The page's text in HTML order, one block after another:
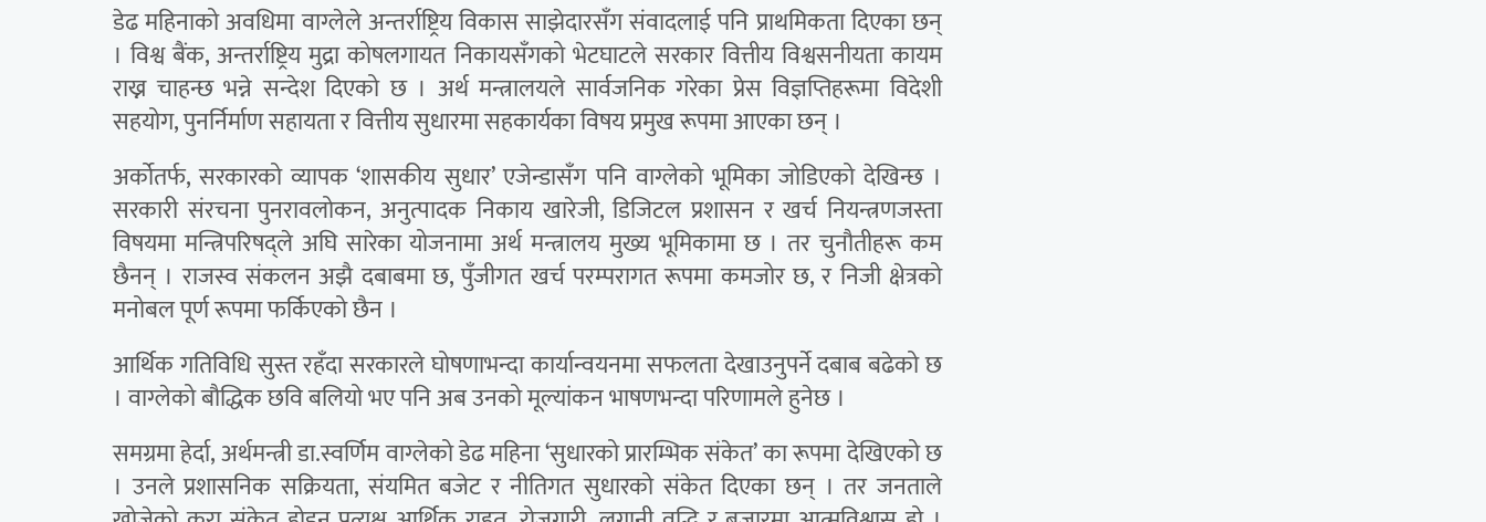
डेढ महिनाको अवधिमा वाग्लेले अन्तर्राष्ट्रिय विकास साझेदारसँग संवादलाई पनि प्राथमिकता दिएका छन्
। विश्व बैंक, अन्तर्राष्ट्रिय मुद्रा कोषलगायत निकायसँगको भेटघाटले सरकार वित्तीय विश्वसनीयता कायम
राख्न चाहन्छ भन्ने सन्देश दिएको छ । अर्थ मन्त्रालयले सार्वजनिक गरेका प्रेस विज्ञप्तिहरूमा विदेशी
सहयोग, पुनर्निर्माण सहायता र वित्तीय सुधारमा सहकार्यका विषय प्रमुख रूपमा आएका छन् ।
अर्कोतर्फ, सरकारको व्यापक ‘शासकीय सुधार’ एजेन्डासँग पनि वाग्लेको भूमिका जोडिएको देखिन्छ ।
सरकारी संरचना पुनरावलोकन, अनुत्पादक निकाय खारेजी, डिजिटल प्रशासन र खर्च नियन्त्रणजस्ता
विषयमा मन्त्रिपरिषद्ले अघि सारेका योजनामा अर्थ मन्त्रालय मुख्य भूमिकामा छ । तर चुनौतीहरू कम
छैनन् । राजस्व संकलन अझै दबाबमा छ, पुँजीगत खर्च परम्परागत रूपमा कमजोर छ, र निजी क्षेत्रको
मनोबल पूर्ण रूपमा फर्किएको छैन ।
आर्थिक गतिविधि सुस्त रहँदा सरकारले घोषणाभन्दा कार्यान्वयनमा सफलता देखाउनुपर्ने दबाब बढेको छ
। वाग्लेको बौद्धिक छवि बलियो भए पनि अब उनको मूल्यांकन भाषणभन्दा परिणामले हुनेछ ।
समग्रमा हेर्दा, अर्थमन्त्री डा.स्वर्णिम वाग्लेको डेढ महिना ‘सुधारको प्रारम्भिक संकेत’ का रूपमा देखिएको छ
। उनले प्रशासनिक सक्रियता, संयमित बजेट र नीतिगत सुधारको संकेत दिएका छन् । तर जनताले